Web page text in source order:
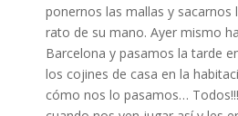
ponernos las mallas y sacarnos
rato de su mano. Ayer mismo
Barcelona y pasamos la tarde
los cojines de casa en la
cómo nos lo pasamos…